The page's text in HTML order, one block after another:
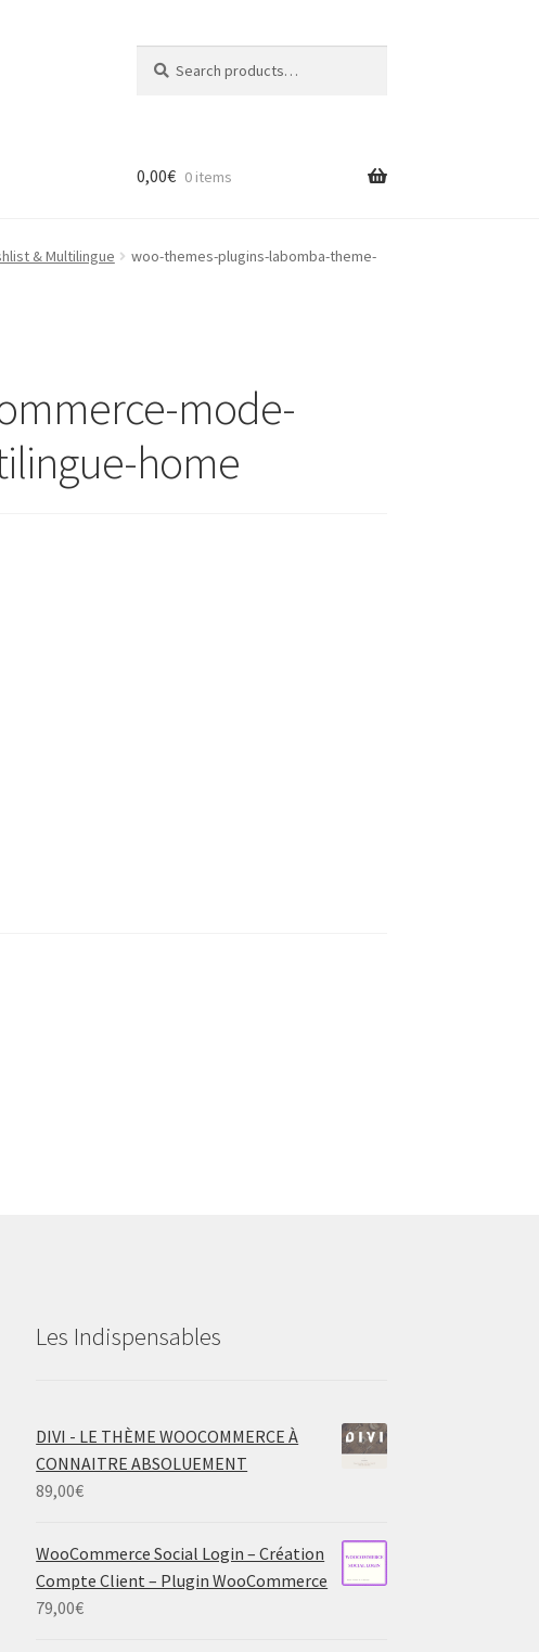
for:
0,00€ 0 items
& Multilingue
woo-themes-plugins-labomba-theme-
mode-
home
Les Indispensables
DIVI - LE THÈME WOOCOMMERCE À
CONNAITRE ABSOLUEMENT
89,00€
WooCommerce Social Login – Création
Compte Client – Plugin WooCommerce
79,00€